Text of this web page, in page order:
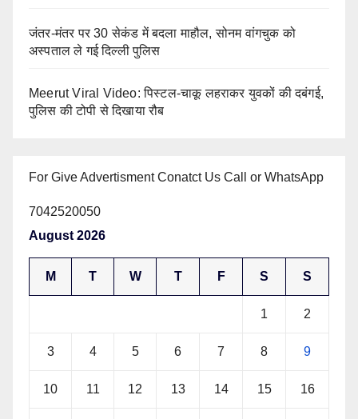
जंतर-मंतर पर 30 सेकंड में बदला माहौल, सोनम वांगचुक को
अस्पताल ले गई दिल्ली पुलिस
Meerut Viral Video: पिस्टल-चाकू लहराकर युवकों की दबंगई,
पुलिस की टोपी से दिखाया रौब
For Give Advertisment Conatct Us Call or WhatsApp
7042520050
August 2026
M T W T F S S
1 2
3 4 5 6 7 8 9
10 11 12 13 14 15 16